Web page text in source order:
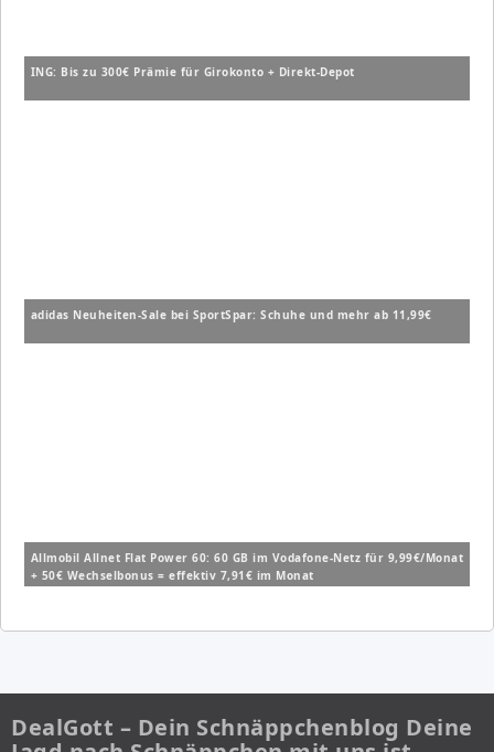
ING: Bis zu 300€ Prämie für Girokonto + Direkt-Depot
adidas Neuheiten-Sale bei SportSpar: Schuhe und mehr ab 11,99€
Allmobil Allnet Flat Power 60: 60 GB im Vodafone-Netz für 9,99€/Monat
+ 50€ Wechselbonus = effektiv 7,91€ im Monat
DealGott – Dein Schnäppchenblog Deine